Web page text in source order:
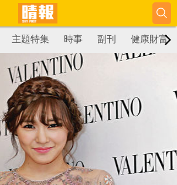
主題特集 時事 副刊 健康財富